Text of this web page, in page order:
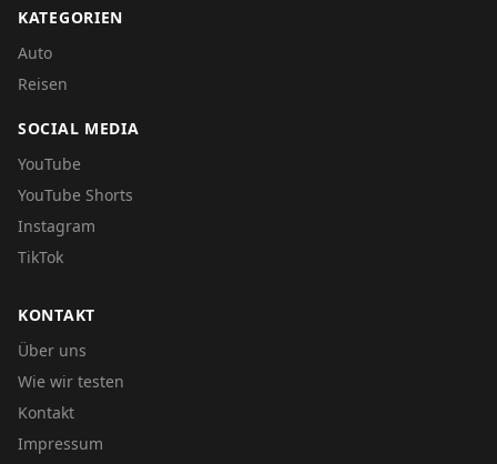
KATEGORIEN
Auto
Reisen
SOCIAL MEDIA
YouTube
YouTube Shorts
Instagram
TikTok
KONTAKT
Über uns
Wie wir testen
Kontakt
Impressum